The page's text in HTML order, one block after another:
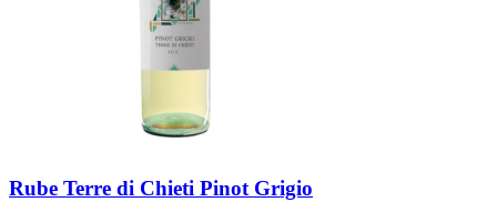
Rube Terre di Chieti Pinot Grigio